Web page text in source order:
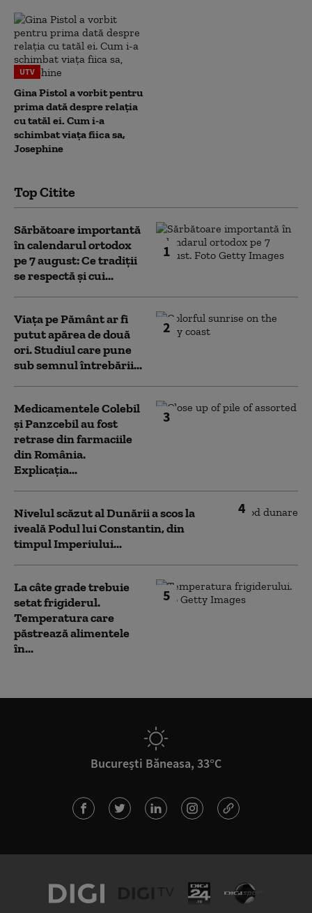
UTV
Gina Pistol a vorbit pentru
prima dată despre relația
cu tatăl ei. Cum i-a
schimbat viața fiica sa,
Josephine
Top Citite
1
Sărbătoare importantă
în calendarul ortodox
pe 7 august: Ce tradiții
se respectă și cui...
2
Viața pe Pământ ar fi
putut apărea de două
ori. Studiul care pune
sub semnul întrebării...
3
Medicamentele Colebil
și Panzcebil au fost
retrase din farmaciile
din România.
Explicația...
4
Nivelul scăzut al Dunării a scos la
iveală Podul lui Constantin, din
timpul Imperiului...
5
La câte grade trebuie
setat frigiderul.
Temperatura care
păstrează alimentele
în...
București Băneasa, 33°C